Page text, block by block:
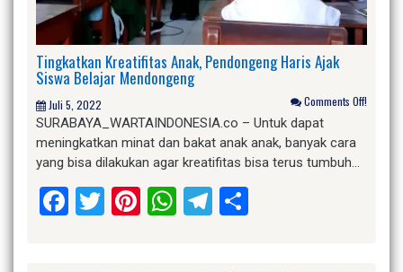
Tingkatkan Kreatifitas Anak, Pendongeng Haris Ajak
Siswa Belajar Mendongeng
Juli 5, 2022 Comments Off!
SURABAYA_WARTAINDONESIA.co – Untuk dapat
meningkatkan minat dan bakat anak anak, banyak cara
yang bisa dilakukan agar kreatifitas bisa terus tumbuh…
Facebook
Twitter
Pinterest
WhatsApp
Telegram